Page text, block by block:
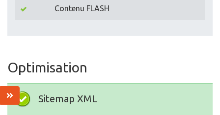
Contenu FLASH
Optimisation
Sitemap XML